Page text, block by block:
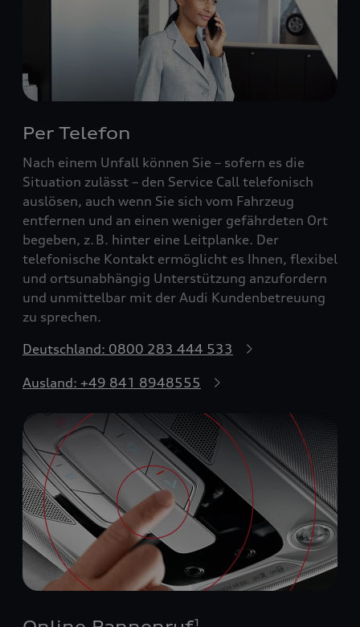
Per Telefon
Nach einem Unfall können Sie – sofern es die
Situation zulässt – den Service Call telefonisch
auslösen, auch wenn Sie sich vom Fahrzeug
entfernen und an einen weniger gefährdeten Ort
begeben, z. B. hinter eine Leitplanke. Der
telefonische Kontakt ermöglicht es Ihnen, flexibel
und ortsunabhängig Unterstützung anzufordern
und unmittelbar mit der Audi Kundenbetreuung
zu sprechen.
Deutschland: 0800 283 444 533
Ausland: +49 841 8948555
1